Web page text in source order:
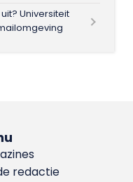
Universiteit
redactie